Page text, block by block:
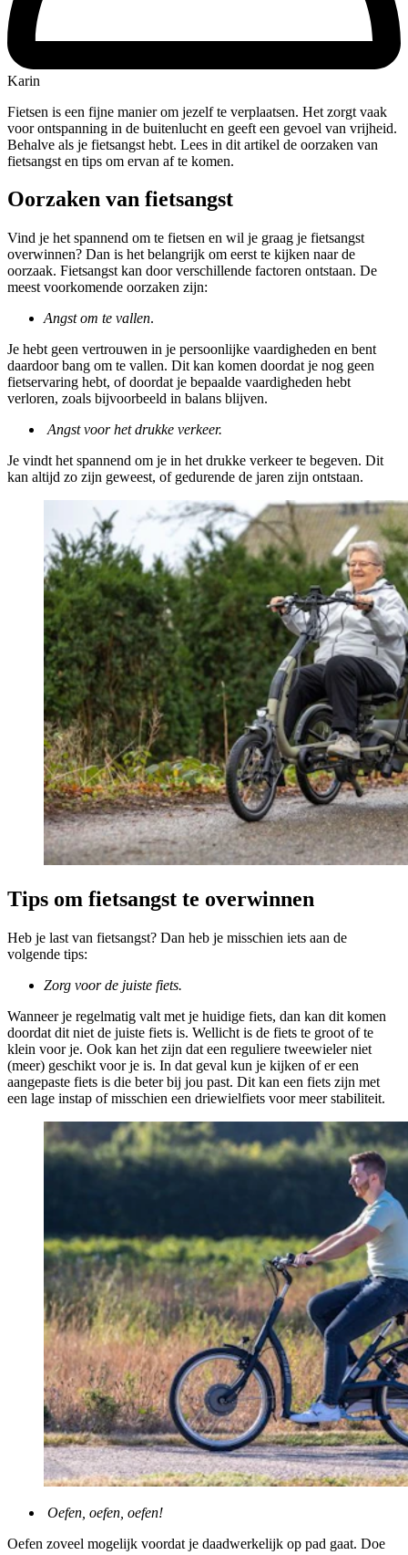
Karin
Fietsen is een fijne manier om jezelf te verplaatsen. Het zorgt vaak
voor ontspanning in de buitenlucht en geeft een gevoel van vrijheid.
Behalve als je fietsangst hebt. Lees in dit artikel de oorzaken van
fietsangst en tips om ervan af te komen.
Oorzaken van fietsangst
Vind je het spannend om te fietsen en wil je graag je fietsangst
overwinnen? Dan is het belangrijk om eerst te kijken naar de
oorzaak. Fietsangst kan door verschillende factoren ontstaan. De
meest voorkomende oorzaken zijn:
Angst om te vallen.
Je hebt geen vertrouwen in je persoonlijke vaardigheden en bent
daardoor bang om te vallen. Dit kan komen doordat je nog geen
fietservaring hebt, of doordat je bepaalde vaardigheden hebt
verloren, zoals bijvoorbeeld in balans blijven.
Angst voor het drukke verkeer.
Je vindt het spannend om je in het drukke verkeer te begeven. Dit
kan altijd zo zijn geweest, of gedurende de jaren zijn ontstaan.
Tips om fietsangst te overwinnen
Heb je last van fietsangst? Dan heb je misschien iets aan de
volgende tips:
Zorg voor de juiste fiets.
Wanneer je regelmatig valt met je huidige fiets, dan kan dit komen
doordat dit niet de juiste fiets is. Wellicht is de fiets te groot of te
klein voor je. Ook kan het zijn dat een reguliere tweewieler niet
(meer) geschikt voor je is. In dat geval kun je kijken of er een
aangepaste fiets is die beter bij jou past. Dit kan een fiets zijn met
een lage instap of misschien een driewielfiets voor meer stabiliteit.
Oefen, oefen, oefen!
Oefen zoveel mogelijk voordat je daadwerkelijk op pad gaat. Doe